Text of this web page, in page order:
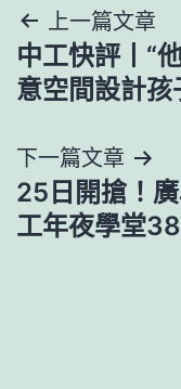
文
章
覽
上一篇文章
中工快評丨“
意空間設計孩
下一篇文章
25日開搶！
工年夜學堂